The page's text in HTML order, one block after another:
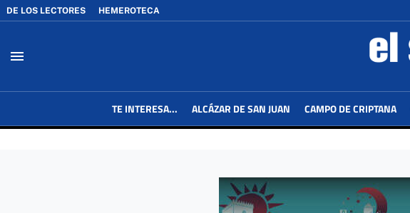
DE LOS LECTORES HEMEROTECA
menu
TE INTERESA... ALCÁZAR DE SAN JUAN CAMPO DE CRIPTANA